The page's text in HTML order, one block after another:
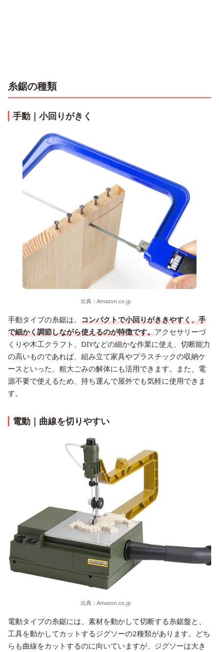
糸鋸の種類
手動｜小回りがきく
出典： Amazon.co.jp
手動タイプの糸鋸は、 コンパクトで小回りがききやすく、手
で細かく調節しながら使えるのが特徴です。アクセサリーづ
くりや木工クラフト、DIYなどの細かな作業に使え、切断能力
の高いものであれば、組み立て家具やプラスチックの収納ケ
ースといった、粗大ごみの解体にも活用できます。また、電
源不要で使えるため、持ち運んで屋外でも気軽に使用できま
す。
電動｜曲線を切りやすい
出典： Amazon.co.jp
電動タイプの糸鋸には、素材を動かして切断する糸鋸盤と、
工具を動かしてカットするジグソーの2種類があります。どち
らも曲線をカットするのに向いていますが、ジグソーは大き